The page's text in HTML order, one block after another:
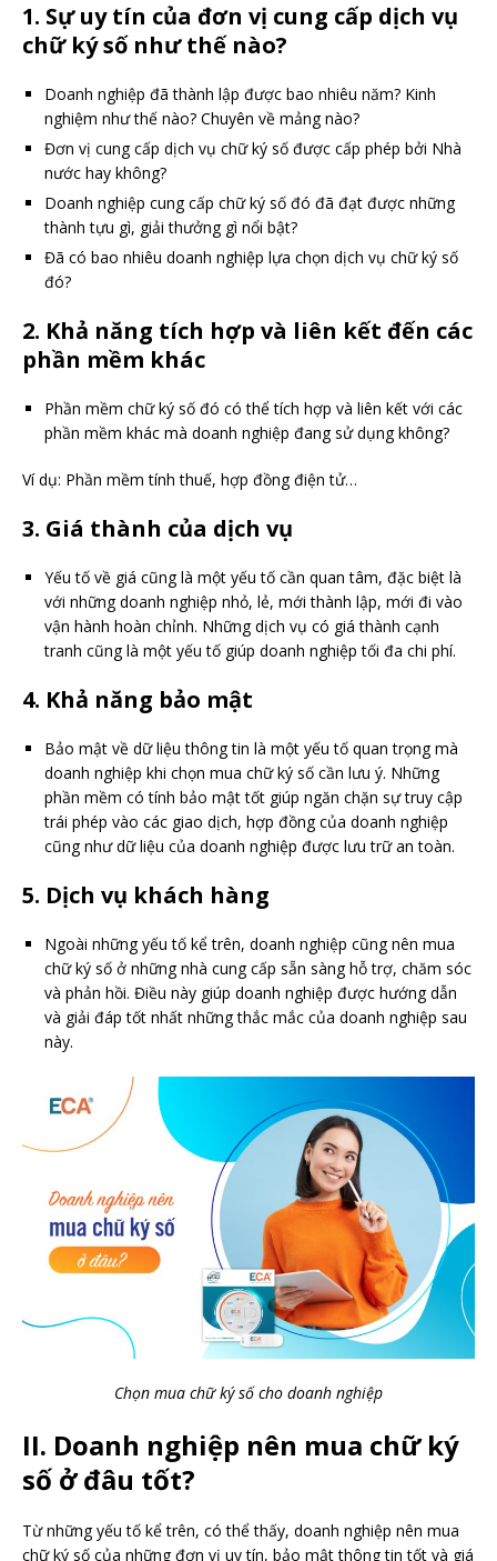
1. Sự uy tín của đơn vị cung cấp dịch vụ
chữ ký số như thế nào?
Doanh nghiệp đã thành lập được bao nhiêu năm? Kinh
nghiệm như thế nào? Chuyên về mảng nào?
Đơn vị cung cấp dịch vụ chữ ký số được cấp phép bởi Nhà
nước hay không?
Doanh nghiệp cung cấp chữ ký số đó đã đạt được những
thành tựu gì, giải thưởng gì nổi bật?
Đã có bao nhiêu doanh nghiệp lựa chọn dịch vụ chữ ký số
đó?
2. Khả năng tích hợp và liên kết đến các
phần mềm khác
Phần mềm chữ ký số đó có thể tích hợp và liên kết với các
phần mềm khác mà doanh nghiệp đang sử dụng không?
Ví dụ: Phần mềm tính thuế, hợp đồng điện tử…
3. Giá thành của dịch vụ
Yếu tố về giá cũng là một yếu tố cần quan tâm, đặc biệt là
với những doanh nghiệp nhỏ, lẻ, mới thành lập, mới đi vào
vận hành hoàn chỉnh. Những dịch vụ có giá thành cạnh
tranh cũng là một yếu tố giúp doanh nghiệp tối đa chi phí.
4. Khả năng bảo mật
Bảo mật về dữ liệu thông tin là một yếu tố quan trọng mà
doanh nghiệp khi chọn mua chữ ký số cần lưu ý. Những
phần mềm có tính bảo mật tốt giúp ngăn chặn sự truy cập
trái phép vào các giao dịch, hợp đồng của doanh nghiệp
cũng như dữ liệu của doanh nghiệp được lưu trữ an toàn.
5. Dịch vụ khách hàng
Ngoài những yếu tố kể trên, doanh nghiệp cũng nên mua
chữ ký số ở những nhà cung cấp sẵn sàng hỗ trợ, chăm sóc
và phản hồi. Điều này giúp doanh nghiệp được hướng dẫn
và giải đáp tốt nhất những thắc mắc của doanh nghiệp sau
này.
Chọn mua chữ ký số cho doanh nghiệp
II. Doanh nghiệp nên mua chữ ký
số ở đâu tốt?
Từ những yếu tố kể trên, có thể thấy, doanh nghiệp nên mua
chữ ký số của những đơn vị uy tín, bảo mật thông tin tốt và giá